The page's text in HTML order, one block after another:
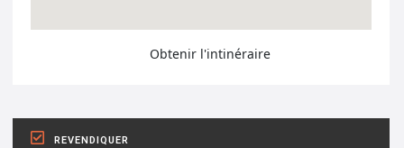
Obtenir l'intinéraire
REVENDIQUER